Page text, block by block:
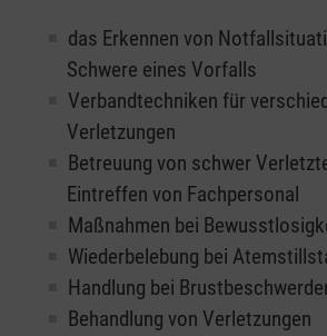
das Erkennen von
Schwere eines Vorfalls
Verbandtechniken für
Verletzungen
Betreuung von schwer
Eintreffen von Fachpersonal
Maßnahmen bei
Wiederbelebung bei
Handlung bei
Behandlung von Verletzungen